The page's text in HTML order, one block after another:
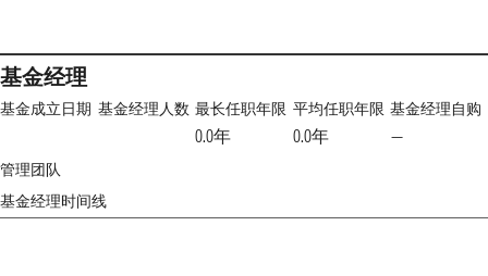
基金经理
基金成立日期 基金经理人数 最长任职年限
0.0年
平均任职年限
0.0年
基金经理自购
—
管理团队
基金经理时间线